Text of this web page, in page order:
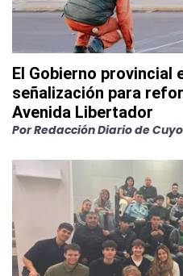
El Gobierno provincial
señalización para
Avenida Libertador
PorRedacción Diario de Cuyo